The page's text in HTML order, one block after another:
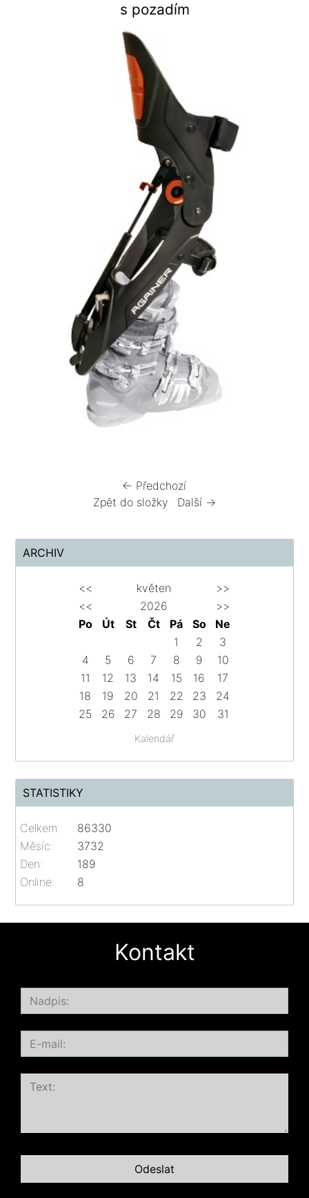
s pozadím
← Předchozí
Zpět do složky
Další →
ARCHIV
Kalendář
<< květen
>>
<<
2026
>>
Po
Út St Čt Pá So
Ne
1
2
3
4
5 6 7 8 9
10
11
12 13 14 15 16
17
18
19 20 21 22 23
24
25
26 27 28 29 30 31
STATISTIKY
Online: 8
Celkem:
86330
Měsíc:
3732
Den:
189
Kontakt